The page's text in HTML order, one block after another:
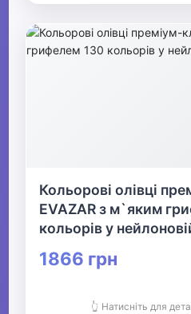
Кольорові олівці
EVAZAR з м`яким
кольорів у
1866 грн
👆 Натисніть для